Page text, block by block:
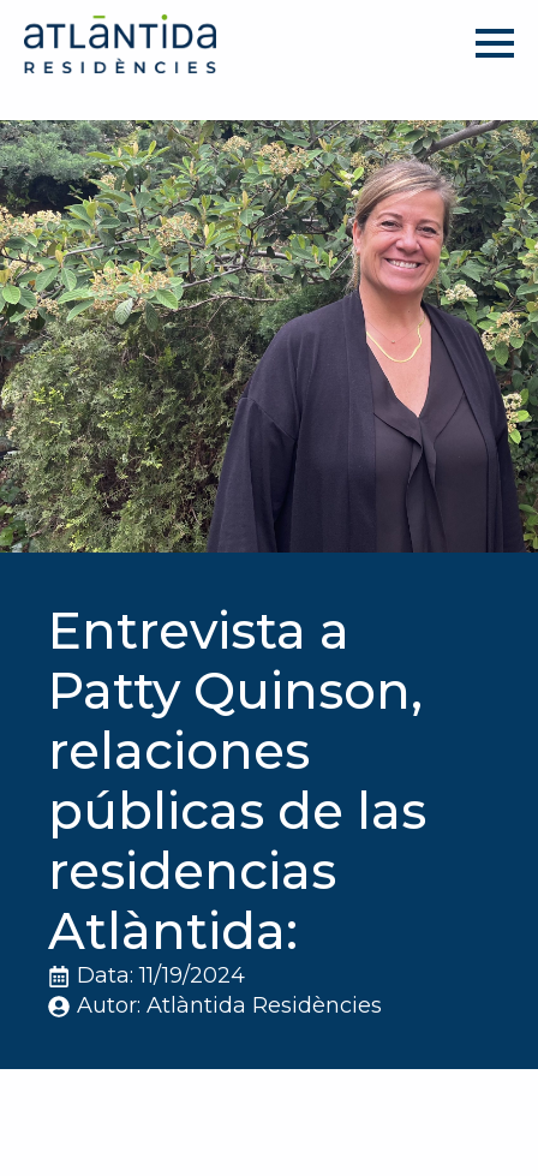
Entrevista a
Patty Quinson,
relaciones
públicas de las
residencias
Atlàntida:
Data: 11/19/2024
Autor: Atlàntida Residències